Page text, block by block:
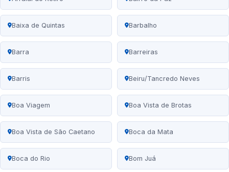
Baixa de Quintas Barbalho
Barra Barreiras
Barris Beiru/Tancredo Neves
Boa Viagem Boa Vista de Brotas
Boa Vista de São Caetano Boca da Mata
Boca do Rio Bom Juá